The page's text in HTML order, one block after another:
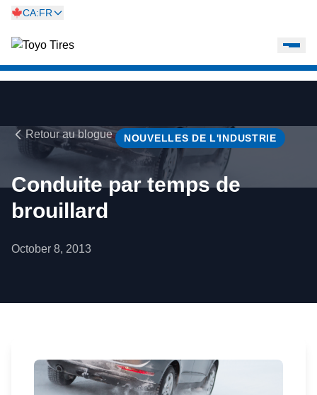
CA:FR
Retour au blogue NOUVELLES DE L'INDUSTRIE
Conduite par temps de
brouillard
October 8, 2013